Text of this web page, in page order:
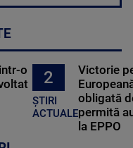
o
2
ȘTIRI
ACTUALE
Victorie
obligată
permită
la EPPO